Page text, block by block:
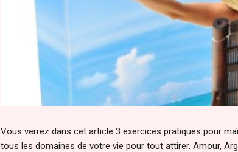
Vous verrez dans cet article 3 exercices pratiques pour
tous les domaines de votre vie pour tout attirer. Amour,